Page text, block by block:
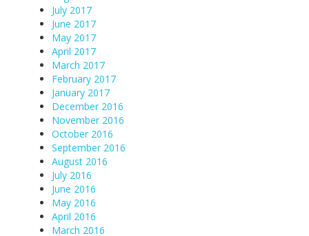
July 2017
June 2017
May 2017
April 2017
March 2017
February 2017
January 2017
December 2016
November 2016
October 2016
September 2016
August 2016
July 2016
June 2016
May 2016
April 2016
March 2016